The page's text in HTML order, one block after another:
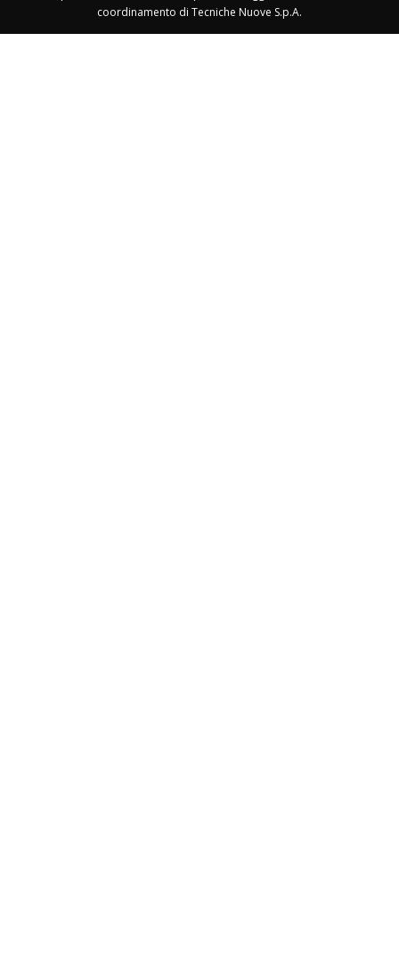
coordinamento di Tecniche Nuove S.p.A.